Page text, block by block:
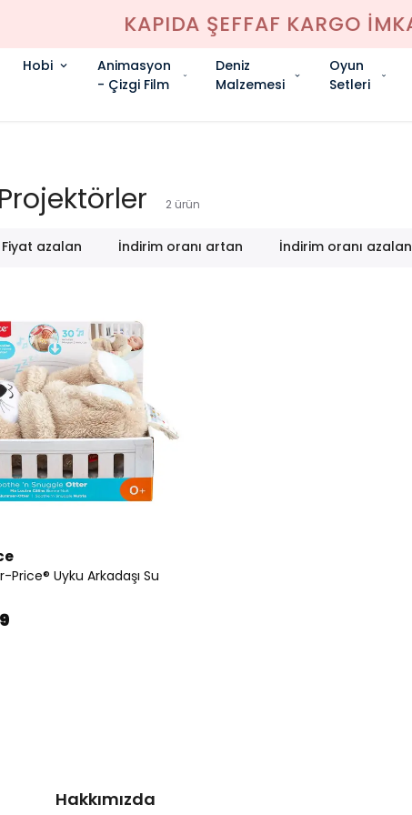
KAPIDA ŞEFFAF KARGO İMKANI
Hobi
Animasyon
- Çizgi Film
Deniz
Malzemesi
Oyun
Setleri
2 ürün
Fiyat azalan İndirim oranı artan İndirim oranı azalan
Price® Uyku Arkadaşı Su
Hakkımızda